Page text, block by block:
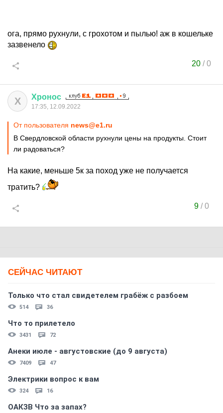
ога, прямо рухнули, с грохотом и пылью! аж в кошельке
зазвенело
20 /0
Х Хронос
17:35, 12.09.2022
От пользователя news@e1.ru
В Свердловской области рухнули цены на продукты. Стоит
ли радоваться?
На какие, меньше 5к за поход уже не получается
тратить?
9/0
СЕЙЧАС ЧИТАЮТ
Только что стал свидетелем грабёж с разбоем
514 36
Что то прилетело
3431 72
Анеки июле - августовские (до 9 августа)
7409 47
Электрики вопрос к вам
324 16
ОАКЗВ Что за запах?